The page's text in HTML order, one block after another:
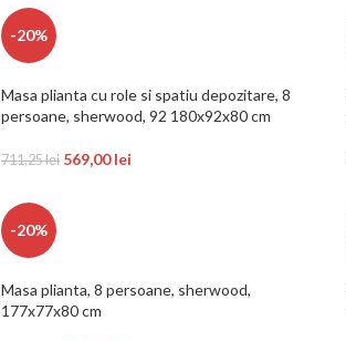
-20%
Masa plianta cu role si spatiu depozitare, 8
persoane, sherwood, 92 180x92x80 cm
711,25lei 569,00lei
-20%
Masa plianta, 8 persoane, sherwood,
177x77x80 cm